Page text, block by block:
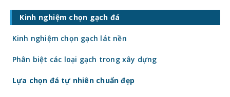
như thế nào không? Hãy tìm hiểu chi tiết
trong bài viết dưới đây của
Kinh nghiệm chọn gạch đá
Kinh nghiệm chọn gạch lát nền
Phân biệt các loại gạch trong xây dựng
Lựa chọn đá tự nhiên chuẩn đẹp